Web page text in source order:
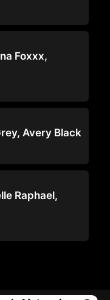
Foxxx,
Avery Black
Raphael,